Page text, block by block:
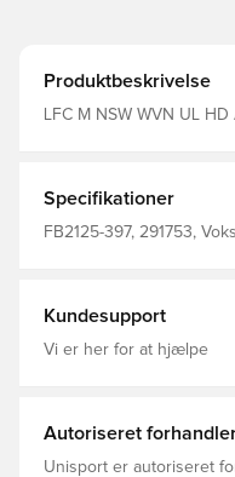
Produktbeskrivelse
LFC M NSW WVN UL HD
Specifikationer
FB2125-397, 291753,
Kundesupport
Vi er her for at hjælpe
Autoriseret
Unisport er autoriseret